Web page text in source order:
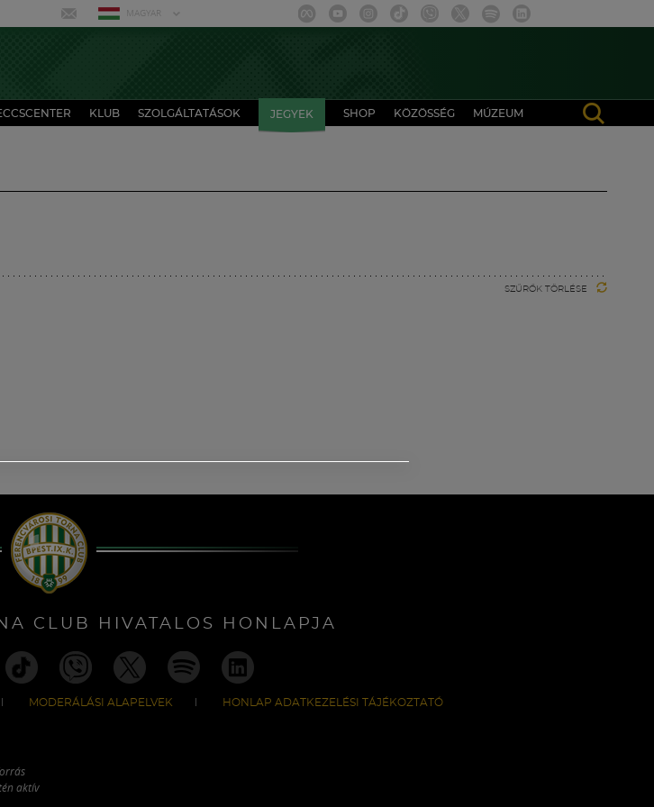
MAGYAR
KLUB SZOLGÁLTATÁSOK JEGYEK SHOP KÖZÖSSÉG MÚZEUM
SZŰRŐK TÖRLÉSE
CLUB HIVATALOS HONLAPJA
MODERÁLÁSI ALAPELVEK HONLAP ADATKEZELÉSI TÁJÉKOZTATÓ
aktív